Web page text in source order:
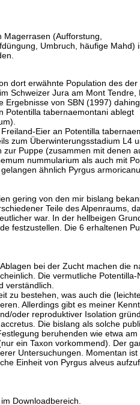
(Aufforstung,
Umbruch, häufige Mahd)
dort erwähnte Population des der
Schweizer Jura am Mont Tendre,
Ergebnisse von SBN (1997)
Potentilla tabernaemontani ablegt
Eier an Potentilla
zum Überwinterungsstadium L4
Puppe (zusammen mit denen
nummularium als auch mit
ähnlich Pyrgus
gering von den mir bislang
Teile des Alpenraums,
war. In der hellbeigen
festzustellen. Die 6 erhaltenen
bei der Zucht machen die
Die vermutliche Potentilla-
verständlich.
zu bestehen, was auch die
Allerdings gibt es meiner
oder reproduktiver Isolation
Die bislang als solche
beruhenden wie etwa am
ein Taxon vorkommend). Der
Untersuchungen. Momentan ist
Einheit von Pyrgus alveus
Downloadbereich.